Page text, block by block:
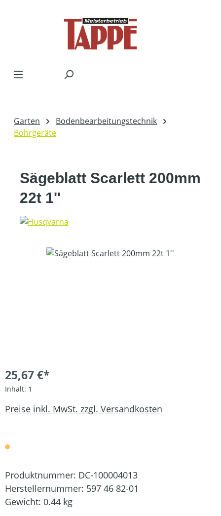
Garten
Bodenbearbeitungstechnik
Bohrgeräte
Sägeblatt Scarlett 200mm
22t 1''
Bildergalerie überspringen
25,67 €*
Inhalt: 1
Preise inkl. MwSt. zzgl. Versandkosten
Produktnummer: DC-100004013
Herstellernummer: 597 46 82-01
Gewicht: 0.44 kg